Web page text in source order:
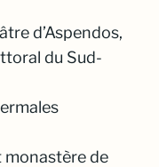
d’Aspendos,
du Sud-
monastère de